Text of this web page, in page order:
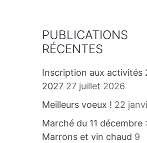
PUBLICATIONS
RÉCENTES
Inscription aux activités
2027 27 juillet 2026
Meilleurs voeux ! 22
Marché du 11 décembre :
Marrons et vin chaud 9